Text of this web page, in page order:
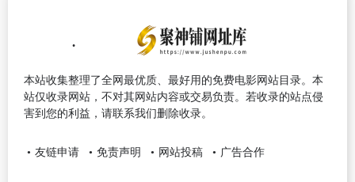
本站收集整理了全网最优质、最好用的免费电影网站目录。本
站仅收录网站，不对其网站内容或交易负责。若收录的站点侵
害到您的利益，请联系我们删除收录。
友链申请 免责声明 网站投稿 广告合作